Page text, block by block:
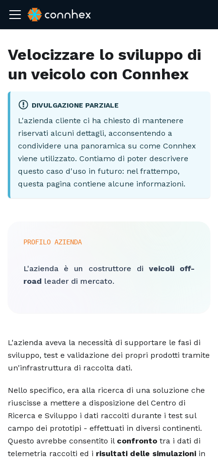
Velocizzare lo sviluppo di
un veicolo con Connhex
DIVULGAZIONE PARZIALE
L'azienda cliente ci ha chiesto di mantenere
riservati alcuni dettagli, acconsentendo a
condividere una panoramica su come Connhex
viene utilizzato. Contiamo di poter descrivere
questo caso d'uso in futuro: nel frattempo,
questa pagina contiene alcune informazioni.
PROFILO AZIENDA
L'azienda è un costruttore di veicoli off-
road leader di mercato.
L'azienda aveva la necessità di supportare le fasi di
sviluppo, test e validazione dei propri prodotti tramite
un'infrastruttura di raccolta dati.
Nello specifico, era alla ricerca di una soluzione che
riuscisse a mettere a disposizione del Centro di
Ricerca e Sviluppo i dati raccolti durante i test sul
campo dei prototipi - effettuati in diversi continenti.
Questo avrebbe consentito il confronto tra i dati di
telemetria raccolti ed i risultati delle simulazioni in